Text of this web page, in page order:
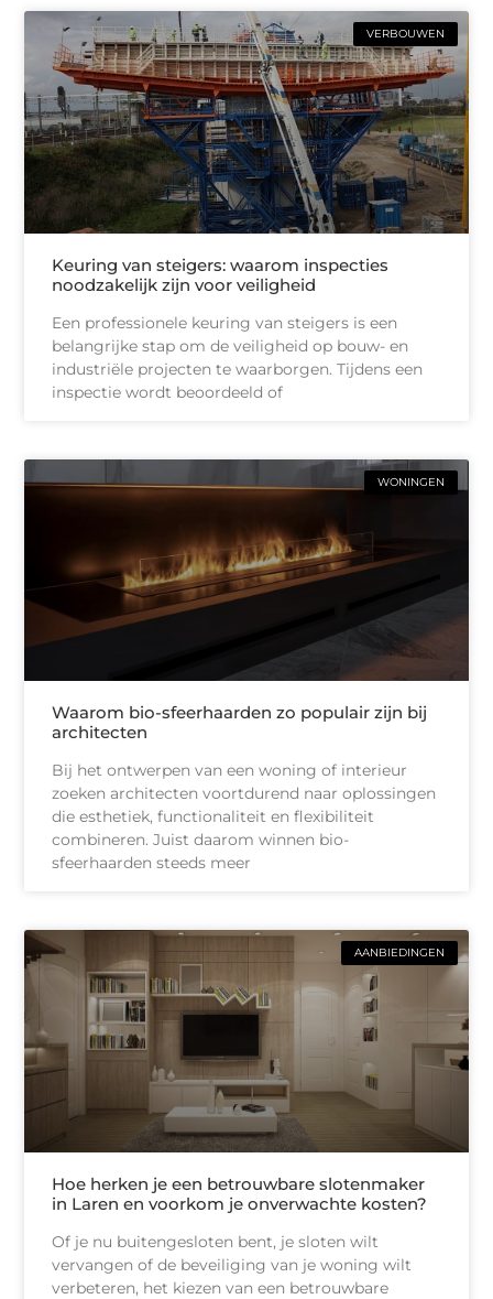
VERBOUWEN
Keuring van steigers: waarom inspecties
noodzakelijk zijn voor veiligheid
Een professionele keuring van steigers is een
belangrijke stap om de veiligheid op bouw- en
industriële projecten te waarborgen. Tijdens een
inspectie wordt beoordeeld of
WONINGEN
Waarom bio-sfeerhaarden zo populair zijn bij
architecten
Bij het ontwerpen van een woning of interieur
zoeken architecten voortdurend naar oplossingen
die esthetiek, functionaliteit en flexibiliteit
combineren. Juist daarom winnen bio-
sfeerhaarden steeds meer
AANBIEDINGEN
Hoe herken je een betrouwbare slotenmaker
in Laren en voorkom je onverwachte kosten?
Of je nu buitengesloten bent, je sloten wilt
vervangen of de beveiliging van je woning wilt
verbeteren, het kiezen van een betrouwbare